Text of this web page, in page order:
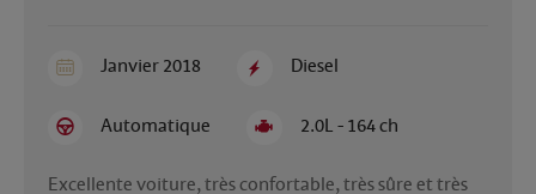
Janvier 2018 Diesel
Automatique 2.0L - 164 ch
Excellente voiture, très confortable, très sûre et très